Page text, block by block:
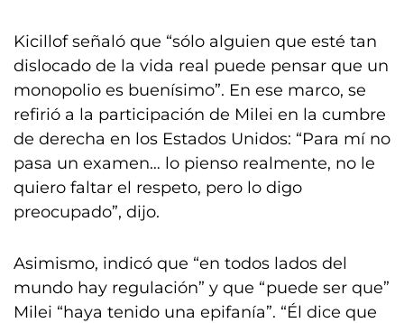
Kicillof señaló que “sólo alguien que esté tan
dislocado de la vida real puede pensar que un
monopolio es buenísimo”. En ese marco, se
refirió a la participación de Milei en la cumbre
de derecha en los Estados Unidos: “Para mí no
pasa un examen… lo pienso realmente, no le
quiero faltar el respeto, pero lo digo
preocupado”, dijo.
Asimismo, indicó que “en todos lados del
mundo hay regulación” y que “puede ser que”
Milei “haya tenido una epifanía”. “Él dice que